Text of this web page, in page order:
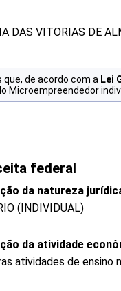
DAS VITORIAS DE
que, de acordo com a Lei
Microempreendedor
federal
da natureza
(INDIVIDUAL)
da atividade
atividades de ensino